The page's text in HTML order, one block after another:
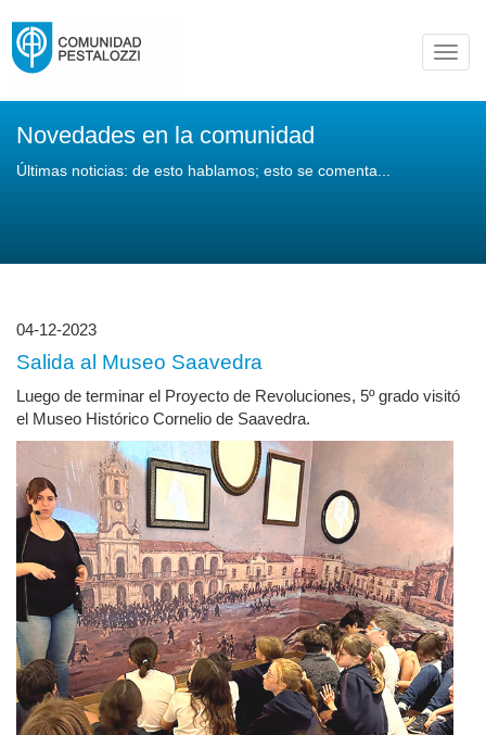
Novedades en la comunidad
Últimas noticias: de esto hablamos; esto se comenta...
04-12-2023
Salida al Museo Saavedra
Luego de terminar el Proyecto de Revoluciones, 5º grado visitó
el Museo Histórico Cornelio de Saavedra.